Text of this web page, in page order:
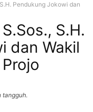
Pendukung Jokowi dan
S.H.
dan Wakil
tangguh.